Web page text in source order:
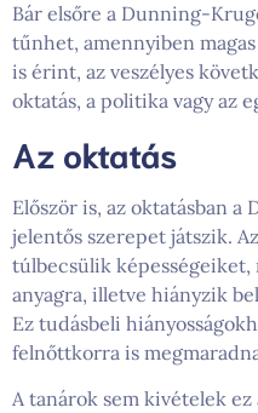
Bár elsőre a Dunning-
tűnhet, amennyiben
is érint, az veszélyes
oktatás, a politika vagy az
Az oktatás
Először is, az oktatásban
jelentős szerepet játszik.
túlbecsülik
anyagra, illetve hiányzik
Ez tudásbeli
felnőttkorra is
A tanárok sem kivételek ez